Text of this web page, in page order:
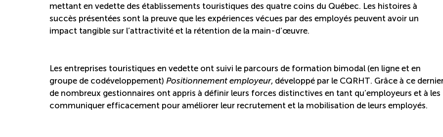
mettant en vedette des établissements touristiques des quatre coins du Québec. Les histoires à
succès présentées sont la preuve que les expériences vécues par des employés peuvent avoir un
impact tangible sur l’attractivité et la rétention de la main-d’œuvre.
Les entreprises touristiques en vedette ont suivi le parcours de formation bimodal (en ligne et en
groupe de codéveloppement) Positionnement employeur, développé par le CQRHT. Grâce à ce
de nombreux gestionnaires ont appris à définir leurs forces distinctives en tant qu’employeurs et à les
communiquer efficacement pour améliorer leur recrutement et la mobilisation de leurs employés.